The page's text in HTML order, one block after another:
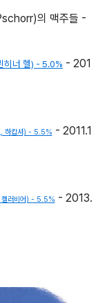
의 맥주들 -
너 헬) - 5.0% - 201
하캅셔) - 5.5% - 2011.1
러비어) - 5.5% - 2013.